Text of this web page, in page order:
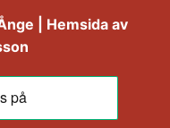
| Hemsida av